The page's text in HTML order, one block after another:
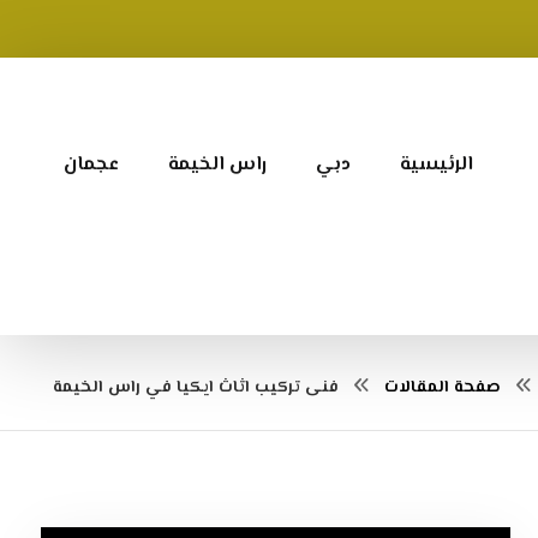
الرئيسية دبي راس الخيمة عجمان
صفحة المقالات فنى تركيب اثاث ايكيا في راس الخيمة